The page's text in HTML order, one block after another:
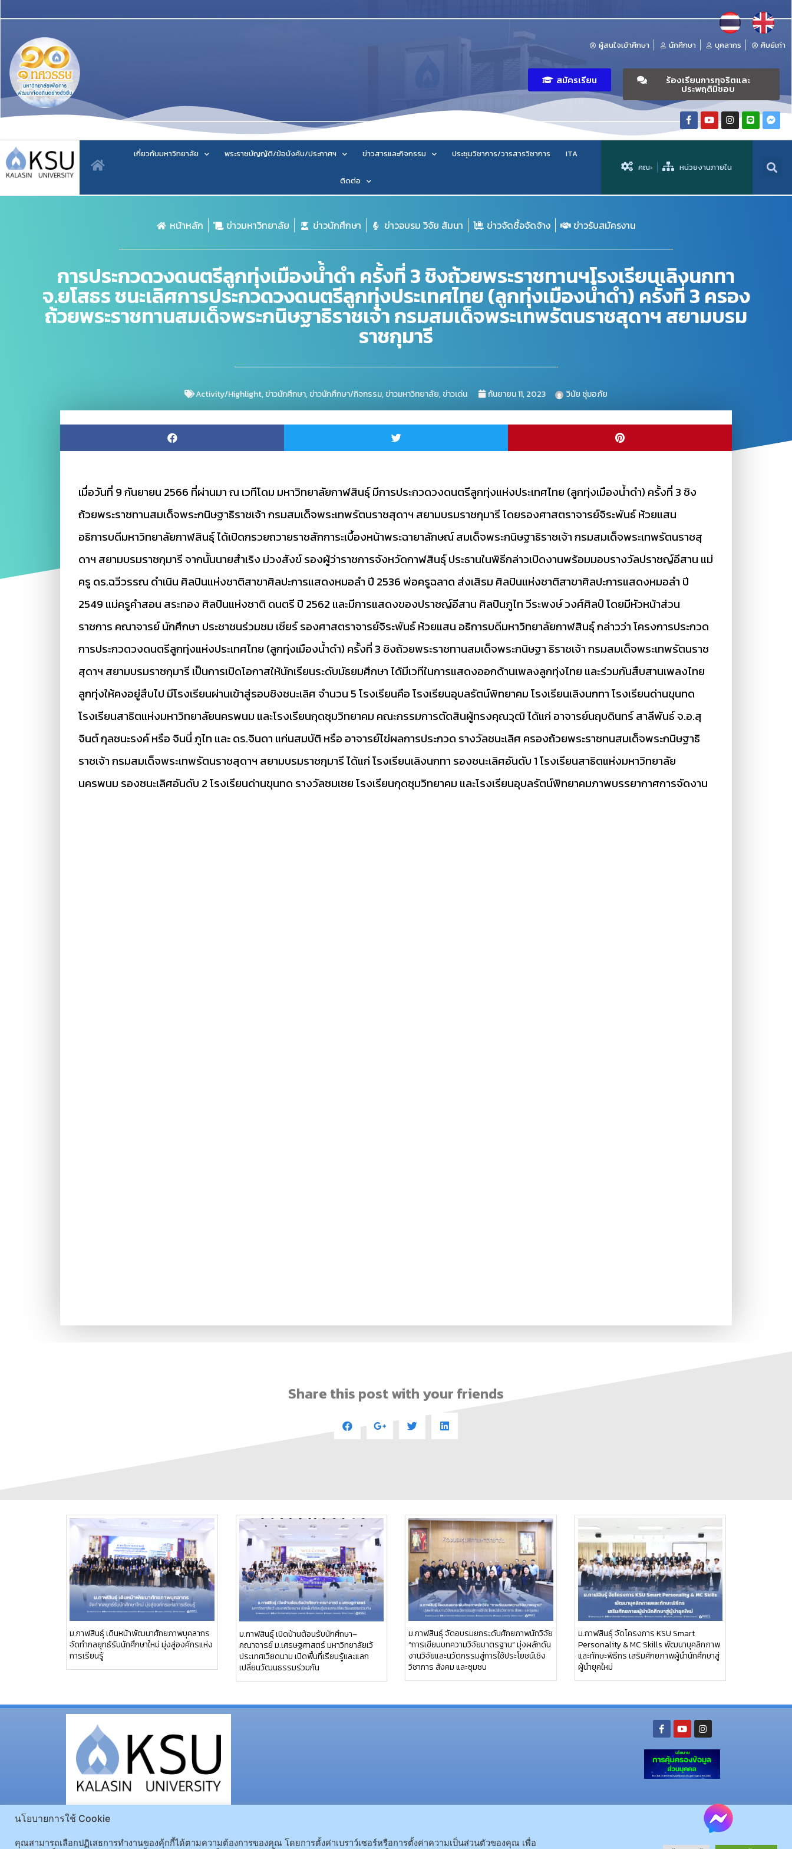
ผู้สนใจเข้าศึกษา นักศึกษา บุคลากร ศิษย์เก่า
สมัครเรียน ร้องเรียนการทุจริตและ
ประพฤติมิชอบ
เกี่ยวกับมหาวิทยาลัย พระราชบัญญัติ/ข้อบังคับ/ประกาศฯ ข่าวสารและกิจกรรม ประชุมวิชาการ/วารสารวิชาการ ITA
ติดต่อ
คณะ หน่วยงานภายใน
หน้าหลัก ข่าวมหาวิทยาลัย ข่าวนักศึกษา ข่าวอบรม วิจัย สัมนา ข่าวจัดซื้อจัดจ้าง ข่าวรับสมัครงาน
การประกวดวงดนตรีลูกทุ่งเมืองน้ำดำ ครั้งที่ 3 ชิงถ้วยพระราชทานฯโรงเรียนเลิงนกทา
จ.ยโสธร ชนะเลิศการประกวดวงดนตรีลูกทุ่งประเทศไทย (ลูกทุ่งเมืองน้ำดำ) ครั้งที่ 3 ครอง
ถ้วยพระราชทานสมเด็จพระกนิษฐาธิราชเจ้า กรมสมเด็จพระเทพรัตนราชสุดาฯ สยามบรม
ราชกุมารี
Activity/Highlight,ข่าวนักศึกษา,ข่าวนักศึกษา/กิจกรรม,ข่าวมหาวิทยาลัย,ข่าวเด่น กันยายน 11, 2023 วินัย ชุ่มอภัย
เมื่อวันที่ 9 กันยายน 2566 ที่ผ่านมา ณ เวทีโดม มหาวิทยาลัยกาฬสินธุ์ มีการประกวดวงดนตรีลูกทุ่งแห่งประเทศไทย (ลูกทุ่งเมืองน้ำดำ) ครั้งที่ 3 ชิง
ถ้วยพระราชทานสมเด็จพระกนิษฐาธิราชเจ้า กรมสมเด็จพระเทพรัตนราชสุดาฯ สยามบรมราชกุมารี โดยรองศาสตราจารย์จิระพันธ์ ห้วยแสน
อธิการบดีมหาวิทยาลัยกาฬสินธุ์ ได้เปิดกรวยถวายราชสักการะเบื้องหน้าพระฉายาลักษณ์ สมเด็จพระกนิษฐาธิราชเจ้า กรมสมเด็จพระเทพรัตนราชสุ
ดาฯ สยามบรมราชกุมารี จากนั้นนายสำเริง ม่วงสังข์ รองผู้ว่าราชการจังหวัดกาฬสินธุ์ ประธานในพิธีกล่าวเปิดงานพร้อมมอบรางวัลปราชญ์อีสาน แม่
ครู ดร.ฉวีวรรณ ดำเนิน ศิลปินแห่งชาติสาขาศิลปะการแสดงหมอลำ ปี 2536 พ่อครูฉลาด ส่งเสิรม ศิลปินแห่งชาติสาขาศิลปะการแสดงหมอลำ ปี
2549 แม่ครูคำสอน สระทอง ศิลปินแห่งชาติ ดนตรี ปี 2562 และมีการแสดงของปราชญ์อีสาน ศิลปินภูไท วีระพงษ์ วงศ์ศิลป์ โดยมีหัวหน้าส่วน
ราชการ คณาจารย์ นักศึกษา ประชาชนร่วมชม เชียร์ รองศาสตราจารย์จิระพันธ์ ห้วยแสน อธิการบดีมหาวิทยาลัยกาฬสินธุ์ กล่าวว่า โครงการประกวด
การประกวดวงดนตรีลูกทุ่งแห่งประเทศไทย (ลูกทุ่งเมืองน้ำดำ) ครั้งที่ 3 ชิงถ้วยพระราชทานสมเด็จพระกนิษฐา ธิราชเจ้า กรมสมเด็จพระเทพรัตนราช
สุดาฯ สยามบรมราชกุมารี เป็นการเปิดโอกาสให้นักเรียนระดับมัธยมศึกษา ได้มีเวทีในการแสดงออกด้านเพลงลูกทุ่งไทย และร่วมกันสืบสานเพลงไทย
ลูกทุ่งให้คงอยู่สืบไป มีโรงเรียนผ่านเข้าสู่รอบชิงชนะเลิศ จำนวน 5 โรงเรียนคือ โรงเรียนอุบลรัตน์พิทยาคม โรงเรียนเลิงนกทา โรงเรียนด่านขุนทด
โรงเรียนสาธิตแห่งมหาวิทยาลัยนครพนม และโรงเรียนกุดชุมวิทยาคม คณะกรรมการตัดสินผู้ทรงคุณวุฒิ ได้แก่ อาจารย์นฤบดินทร์ สาลีพันธ์ จ.อ.สุ
จินต์ กุลชนะรงค์ หรือ จินนี่ ภูไท และ ดร.จินดา แก่นสมบัติ หรือ อาจารย์ไข่ผลการประกวด รางวัลชนะเลิศ ครองถ้วยพระราชทนสมเด็จพระกนิษฐาธิ
ราชเจ้า กรมสมเด็จพระเทพรัตนราชสุดาฯ สยามบรมราชกุมารี ได้แก่ โรงเรียนเลิงนกทา รองชนะเลิศอันดับ 1 โรงเรียนสาธิตแห่งมหาวิทยาลัย
นครพนม รองชนะเลิศอันดับ 2 โรงเรียนด่านขุนทด รางวัลชมเชย โรงเรียนกุดชุมวิทยาคม และโรงเรียนอุบลรัตน์พิทยาคมภาพบรรยากาศการจัดงาน
Share this post with your friends
ม.กาฬสินธุ์ เดินหน้าพัฒนาศักยภาพบุคลากร
จัดทำกลยุทธ์รับนักศึกษาใหม่ มุ่งสู่องค์กรแห่ง
การเรียนรู้
ม.กาฬสินธุ์ เปิดบ้านต้อนรับนักศึกษา–
คณาจารย์ ม.เศรษฐศาสตร์ มหาวิทยาลัยเว้
ประเทศเวียดนาม เปิดพื้นที่เรียนรู้และแลก
เปลี่ยนวัฒนธรรมร่วมกัน
ม.กาฬสินธุ์ จัดอบรมยกระดับศักยภาพนักวิจัย
“การเขียนบทความวิจัยมาตรฐาน” มุ่งผลักดัน
งานวิจัยและนวัตกรรมสู่การใช้ประโยชน์เชิง
วิชาการ สังคม และชุมชน
ม.กาฬสินธุ์ จัดโครงการ KSU Smart
Personality & MC Skills พัฒนาบุคลิกภาพ
และทักษะพิธีกร เสริมศักยภาพผู้นำนักศึกษาสู่
ผู้นำยุคใหม่
โทรศัพท์ : 043-602-055 โทรสาร : 043-602-044
โทรศัพท์ 043-811128 08-64584360 โทรสาร 043-813070
นโยบายการใช้ Cookie
คุณสามารถเลือกปฏิเสธการทำงานของคุ้กกี้ได้ตามความต้องการของคุณ โดยการตั้งค่าเบราว์เซอร์หรือการตั้งค่าความเป็นส่วนตัวของคุณ เพื่อ